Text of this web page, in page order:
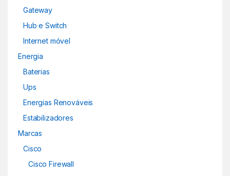
Gateway
Hub e Switch
Internet móvel
Energia
Baterias
Ups
Energias Renováveis
Estabilizadores
Marcas
Cisco
Cisco Firewall